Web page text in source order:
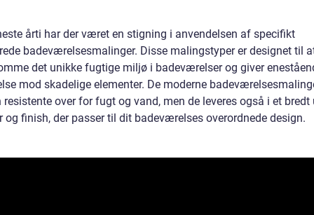
årti har der været en stigning i anvendelsen af specifikt
badeværelsesmalinger. Disse malingstyper er designet til
det unikke fugtige miljø i badeværelser og giver
mod skadelige elementer. De moderne
resistente over for fugt og vand, men de leveres også i et bredt
og finish, der passer til dit badeværelses overordnede design.